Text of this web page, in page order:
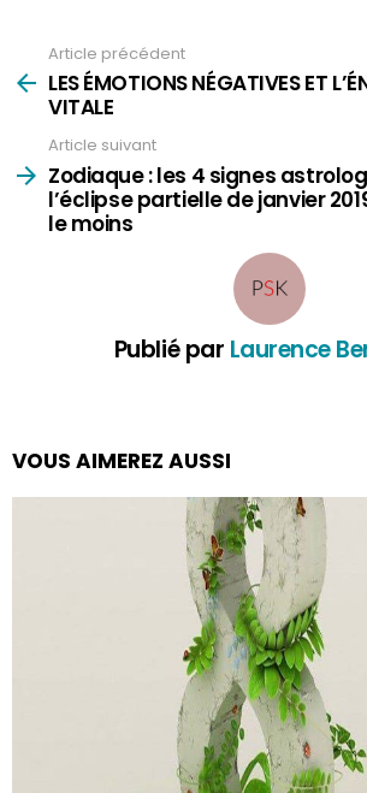
plus
Article précédent
LES ÉMOTIONS NÉGATIVES ET
VITALE
Article suivant
Zodiaque : les 4 signes
l’éclipse partielle de janvier
le moins
Publié par Laurence
VOUS AIMEREZ AUSSI